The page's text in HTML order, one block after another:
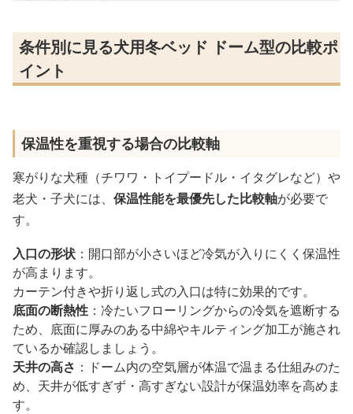
条件別に見る犬用冬ベッド ドーム型の比較ポ
イント
保温性を重視する場合の比較軸
寒がりな犬種（チワワ・トイプードル・イタグレなど）や
老犬・子犬には、 保温性能を最優先した比較軸が必要で
す。
入口の形状 ：開口部が小さいほど冷気が入りにくく保温性
が高まります。
カーテン付きや折り返し式の入口は特に効果的です。
底面の断熱性 ：冷たいフローリングからの冷気を遮断する
ため、底面に厚みのある中綿やキルティング加工が施され
ているか確認しましょう。
天井の高さ ：ドーム内の空気層が体温で温まる仕組みのた
め、天井が低すぎず・高すぎない設計が保温効率を高めま
す。